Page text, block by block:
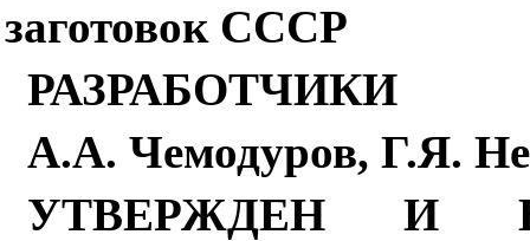
заготовок СССР
РАЗРАБОТЧИКИ
А.А. Чемодуров, Г.Я.
УТВЕРЖДЕН И